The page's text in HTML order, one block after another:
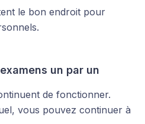
le bon endroit pour
un par un
de fonctionner.
vous pouvez continuer à